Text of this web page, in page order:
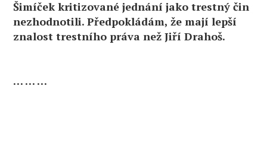
Šimíček kritizované jednání jako trestný čin
nezhodnotili. Předpokládám, že mají lepší
znalost trestního práva než Jiří Drahoš.
… … …